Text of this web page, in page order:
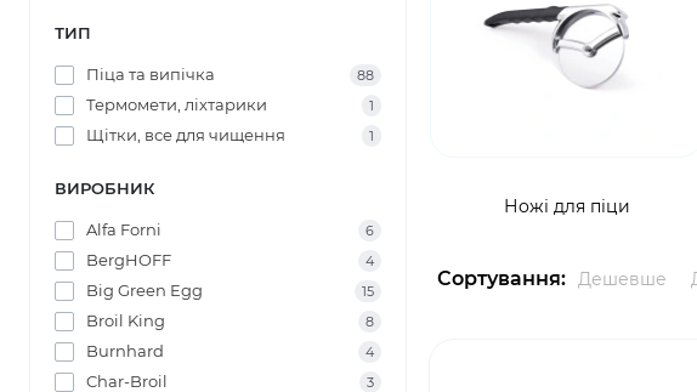
ТИП
Піца та випічка 88
Термомети, ліхтарики 1
Щітки, все для чищення 1
ВИРОБНИК
Alfa Forni 6
BergHOFF 4
Big Green Egg 15
Broil King 8
Burnhard 4
Char-Broil 3
Ножі для піци
Сортування: Дешевше